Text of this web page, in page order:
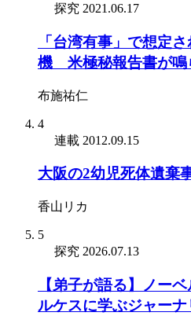
探究 2021.06.17
「台湾有事」で想定
機 米極秘報告書が鳴
布施祐仁
4
連載 2012.09.15
大阪の2幼児死体遺棄
香山リカ
5
探究 2026.07.13
【弟子が語る】ノー
ルケスに学ぶジャーナ